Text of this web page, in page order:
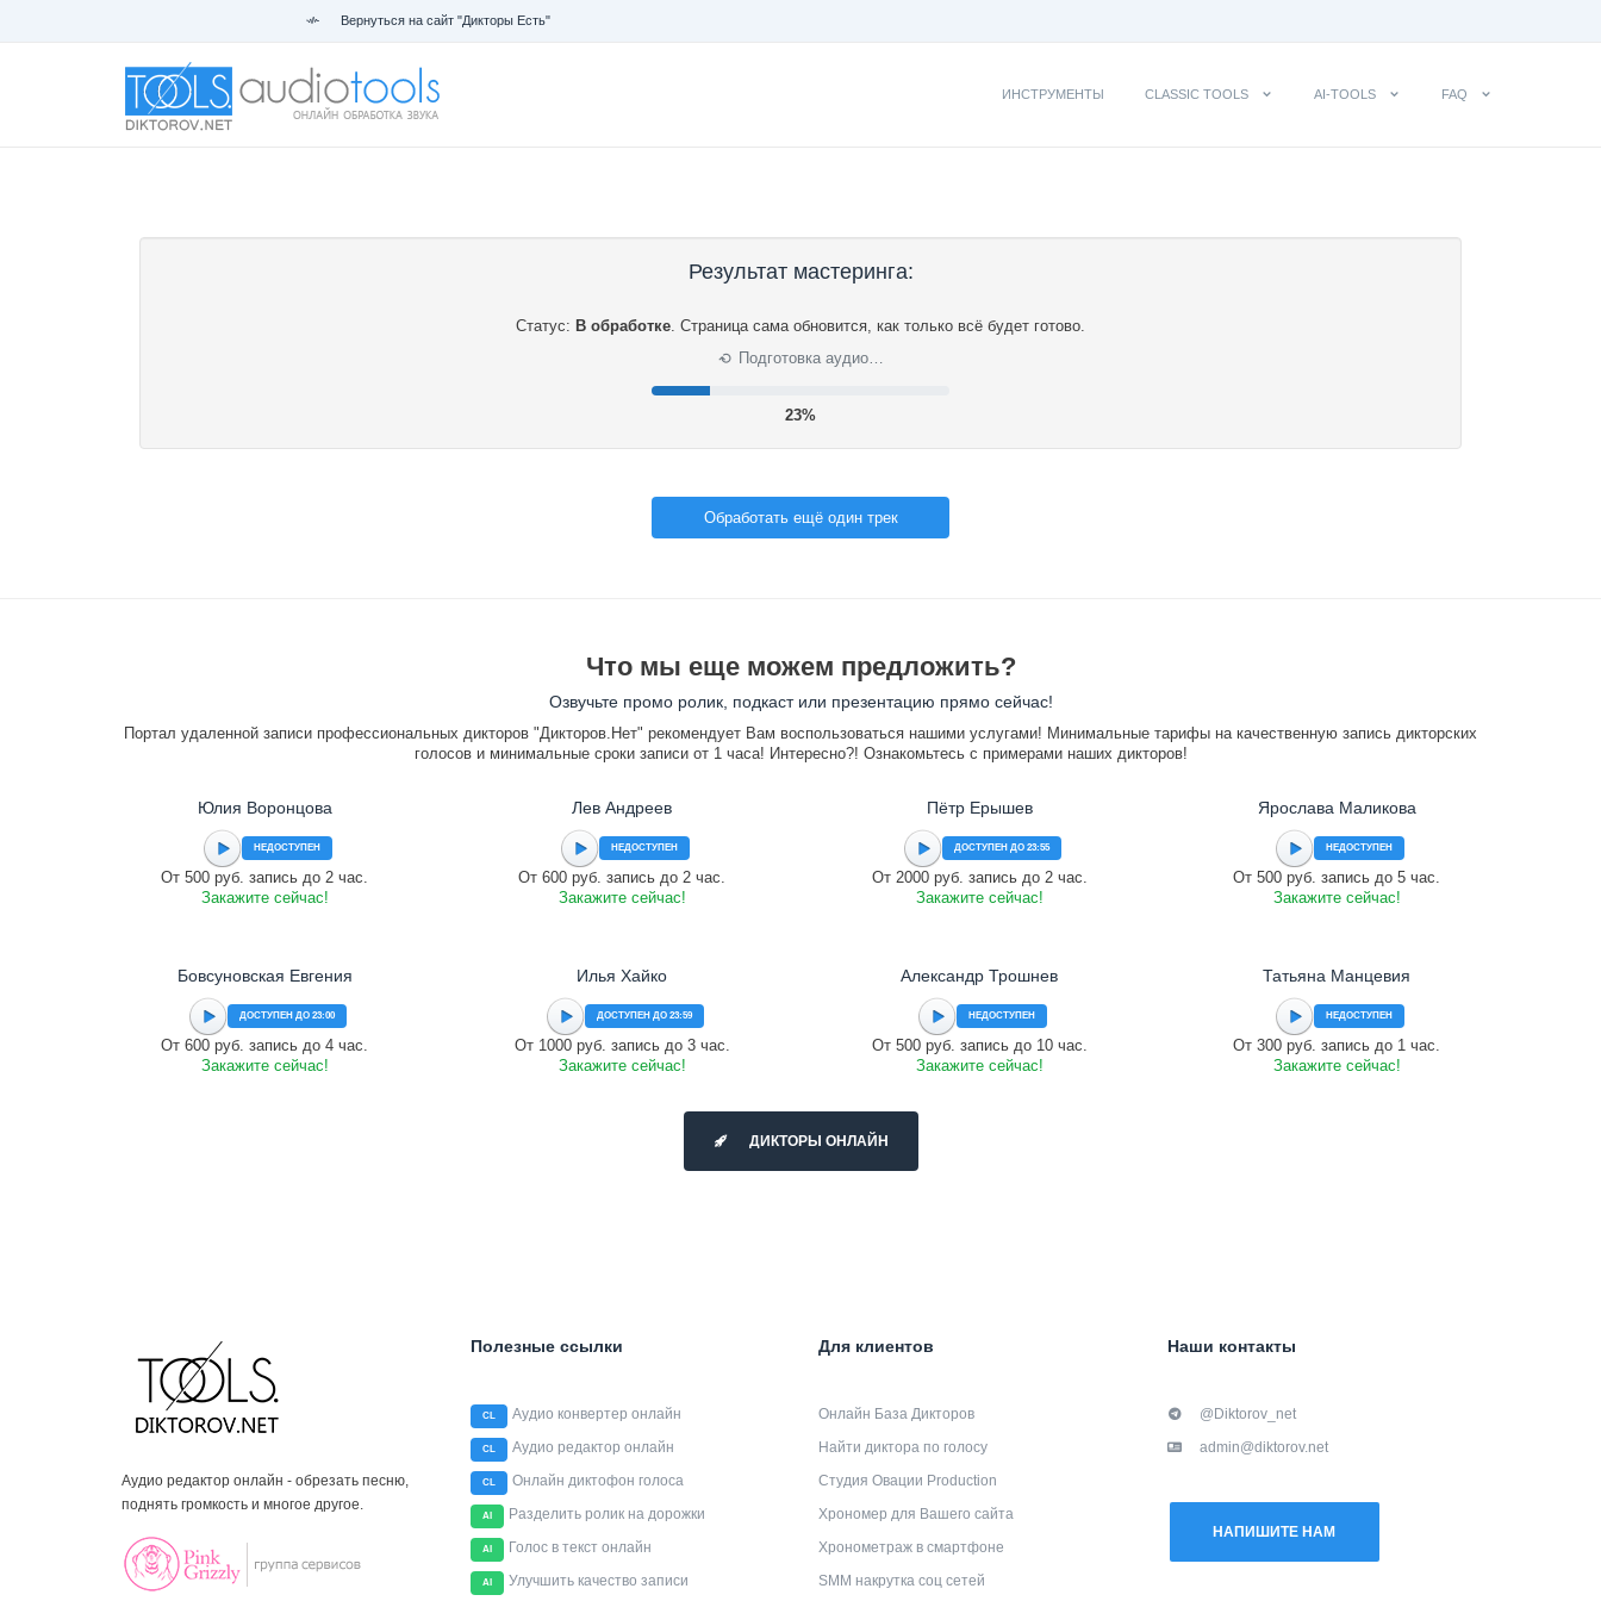
Вернуться на сайт "Дикторы Есть"
ИНСТРУМЕНТЫ CLASSIC TOOLS AI-TOOLS FAQ
Результат мастеринга:
Статус: В обработке. Страница сама обновится, как только всё будет готово.
⟳ Подготовка аудио…
23%
Обработать ещё один трек
Что мы еще можем предложить?
Озвучьте промо ролик, подкаст или презентацию прямо сейчас!
Портал удаленной записи профессиональных дикторов "Дикторов.Нет" рекомендует Вам воспользоваться нашими услугами! Минимальные тарифы на качественную запись дикторских
голосов и минимальные сроки записи от 1 часа! Интересно?! Ознакомьтесь с примерами наших дикторов!
Юлия Воронцова
НЕДОСТУПЕН
От 500 руб. запись до 2 час.
Закажите сейчас!
Лев Андреев
НЕДОСТУПЕН
От 600 руб. запись до 2 час.
Закажите сейчас!
Пётр Ерышев
ДОСТУПЕН ДО 23:55
От 2000 руб. запись до 2 час.
Закажите сейчас!
Ярослава Маликова
НЕДОСТУПЕН
От 500 руб. запись до 5 час.
Закажите сейчас!
Бовсуновская Евгения
ДОСТУПЕН ДО 23:00
От 600 руб. запись до 4 час.
Закажите сейчас!
Илья Хайко
ДОСТУПЕН ДО 23:59
От 1000 руб. запись до 3 час.
Закажите сейчас!
Александр Трошнев
НЕДОСТУПЕН
От 500 руб. запись до 10 час.
Закажите сейчас!
Татьяна Манцевия
НЕДОСТУПЕН
От 300 руб. запись до 1 час.
Закажите сейчас!
ДИКТОРЫ ОНЛАЙН
Аудио редактор онлайн - обрезать песню,
поднять громкость и многое другое.
Полезные ссылки
CL Аудио конвертер онлайн
CL Аудио редактор онлайн
CL Онлайн диктофон голоса
AI Разделить ролик на дорожки
AI Голос в текст онлайн
AI Улучшить качество записи
Для клиентов
Онлайн База Дикторов
Найти диктора по голосу
Студия Овации Production
Хрономер для Вашего сайта
Хронометраж в смартфоне
SMM накрутка соц сетей
Наши контакты
@Diktorov_net
admin@diktorov.net
НАПИШИТЕ НАМ